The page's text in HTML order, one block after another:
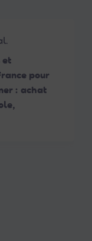
et
pour
: achat